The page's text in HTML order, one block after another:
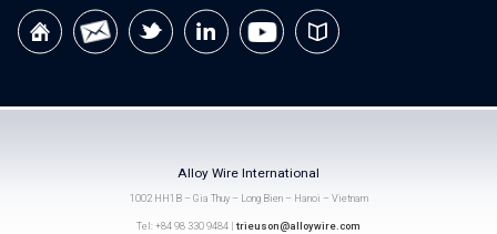
Alloy Wire International
1002 HH1B – Gia Thuy – Long Bien – Hanoi – Vietnam
Tel: +84 98 330 9484 | trieuson@alloywire.com